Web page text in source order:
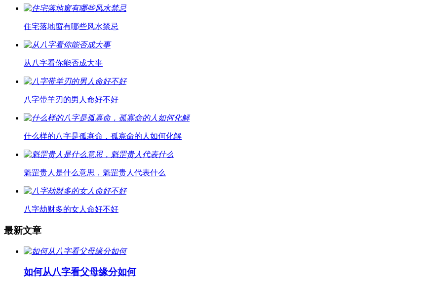
住宅落地窗有哪些风水禁忌
从八字看你能否成大事
八字带羊刃的男人命好不好
什么样的八字是孤寡命，孤寡命的人如何化解
魁罡贵人是什么意思，魁罡贵人代表什么
八字劫财多的女人命好不好
最新文章
如何从八字看父母缘分如何